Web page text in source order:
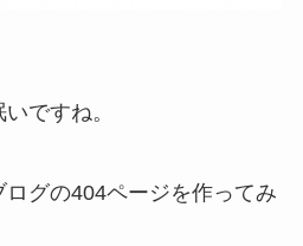
ですね。
グの404ページを作ってみ